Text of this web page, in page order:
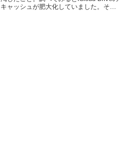
キャッシュが肥大化していました。そこ